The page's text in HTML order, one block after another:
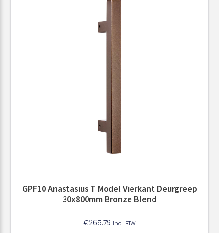
GPF10 Anastasius T Model Vierkant Deurgreep
30x800mm Bronze Blend
€265.79 Incl. BTW